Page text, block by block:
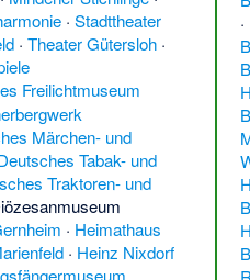
·Stadttheater
·Theater Gütersloh ·
Freilichtmuseum
Märchen- und
Tabak- und
Traktoren- und
· Heimathaus
· Heinz Nixdorf
·